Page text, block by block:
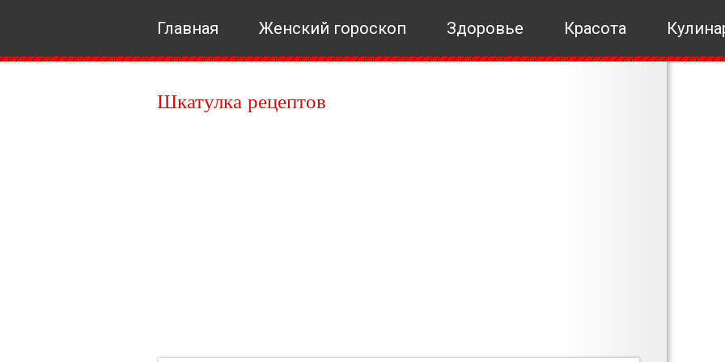
Главная Женский гороскоп Здоровье Красота
Шкатулка рецептов